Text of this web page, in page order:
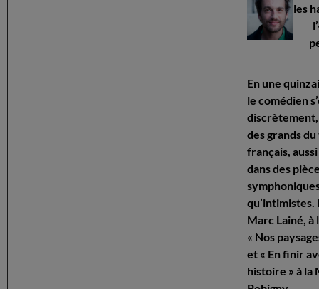
les
En une
le comédien
des grands
français,
dans des
qu’intimistes.
Marc Lainé, à
« Nos
et « En finir
histoire » à la